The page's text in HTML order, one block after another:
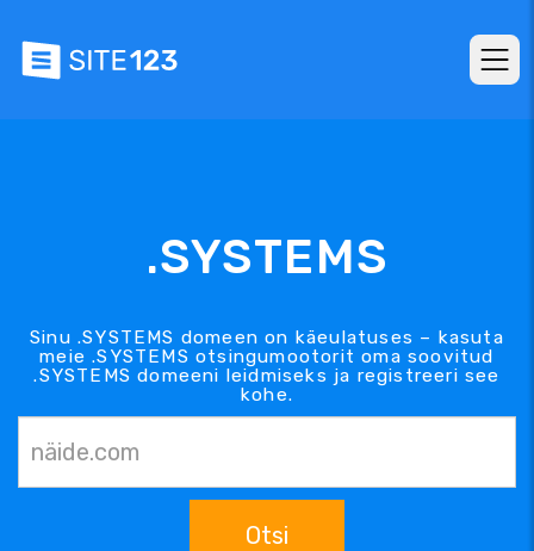
.SYSTEMS
Sinu .SYSTEMS domeen on käeulatuses – kasuta
meie .SYSTEMS otsingumootorit oma soovitud
.SYSTEMS domeeni leidmiseks ja registreeri see
kohe.
Otsi